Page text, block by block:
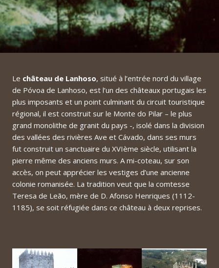
Le château de Lanhoso, situé à l’entrée nord du village
de Póvoa de Lanhoso, est l’un des châteaux portugais les
plus imposants et un point culminant du circuit touristique
régional, il est construit sur le Monte do Pilar – le plus
grand monolithe de granit du pays -, isolé dans la division
des vallées des rivières Ave et Cávado, dans ses murs
fut construit un sanctuaire du XVIème siècle, utilisant la
pierre même des anciens murs. A mi-coteau, sur son
accès, on peut apprécier les vestiges d’une ancienne
colonie romanisée. La tradition veut que la comtesse
Teresa de Leão, mère de D. Afonso Henriques (1112-
1185), se soit réfugiée dans ce château à deux reprises.